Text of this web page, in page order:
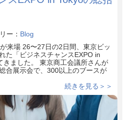
ー： Blog
来場 26〜27日の2日間、東京ビッ
た「ビジネスチャンスEXPO in
きました。 東京商工会議所さんが
合展示会で、300以上のブースが
続きを見る＞＞